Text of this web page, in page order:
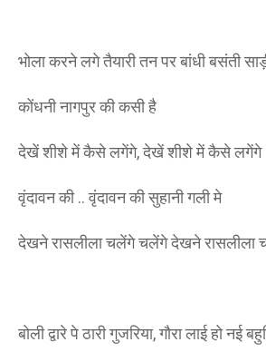
भोला करने लगे तैयारी तन पर बांधी बसंती
कोंधनी नागपुर की कसी है
देखें शीशे में कैसे लगेंगे, देखें शीशे में कैसे लगेंगे
वृंदावन की .. वृंदावन की सुहानी गली मे
देखने रासलीला चलेंगे चलेंगे देखने रासलीला
बोली द्वारे पे ठारी गुजरिया, गौरा लाई हो नई